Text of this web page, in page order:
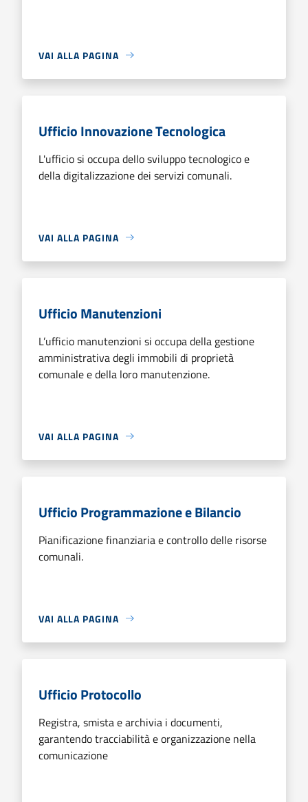
VAI ALLA PAGINA
Ufficio Innovazione Tecnologica
L'ufficio si occupa dello sviluppo tecnologico e
della digitalizzazione dei servizi comunali.
VAI ALLA PAGINA
Ufficio Manutenzioni
L’ufficio manutenzioni si occupa della gestione
amministrativa degli immobili di proprietà
comunale e della loro manutenzione.
VAI ALLA PAGINA
Ufficio Programmazione e Bilancio
Pianificazione finanziaria e controllo delle risorse
comunali.
VAI ALLA PAGINA
Ufficio Protocollo
Registra, smista e archivia i documenti,
garantendo tracciabilità e organizzazione nella
comunicazione